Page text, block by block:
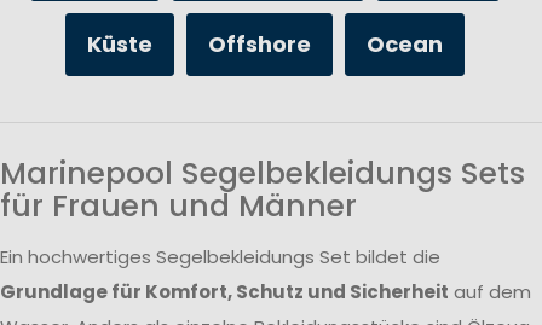
Küste Offshore Ocean
Marinepool Segelbekleidungs Sets
für Frauen und Männer
Ein hochwertiges Segelbekleidungs Set bildet die
Grundlage für Komfort, Schutz und Sicherheit auf dem